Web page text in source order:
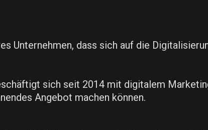
Unternehmen, dass sich auf die
sich seit 2014 mit digitalem
Angebot machen können.